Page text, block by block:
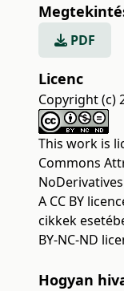
PDF
Licenc
Copyright (c)
This work is
Commons
A CC BY
cikkek
BY-NC-ND
Hogyan